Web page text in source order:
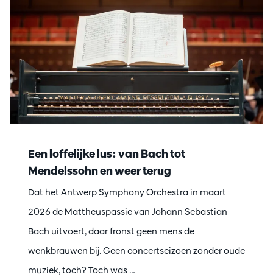
Een loffelijke lus: van Bach tot
Mendelssohn en weer terug
Dat het Antwerp Symphony Orchestra in maart
2026 de Mattheuspassie van Johann Sebastian
Bach uitvoert, daar fronst geen mens de
wenkbrauwen bij. Geen concertseizoen zonder oude
muziek, toch? Toch was …